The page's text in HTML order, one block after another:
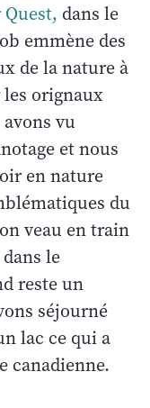
Quest, dans le
emmène des
de la nature à
orignaux
vu
et nous
en nature
du
veau en train
le
reste un
séjourné
lac ce qui a
canadienne.